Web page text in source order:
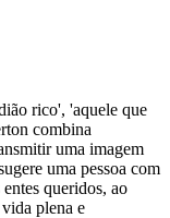
rico', 'aquele que
combina
uma imagem
uma pessoa com
queridos, ao
plena e